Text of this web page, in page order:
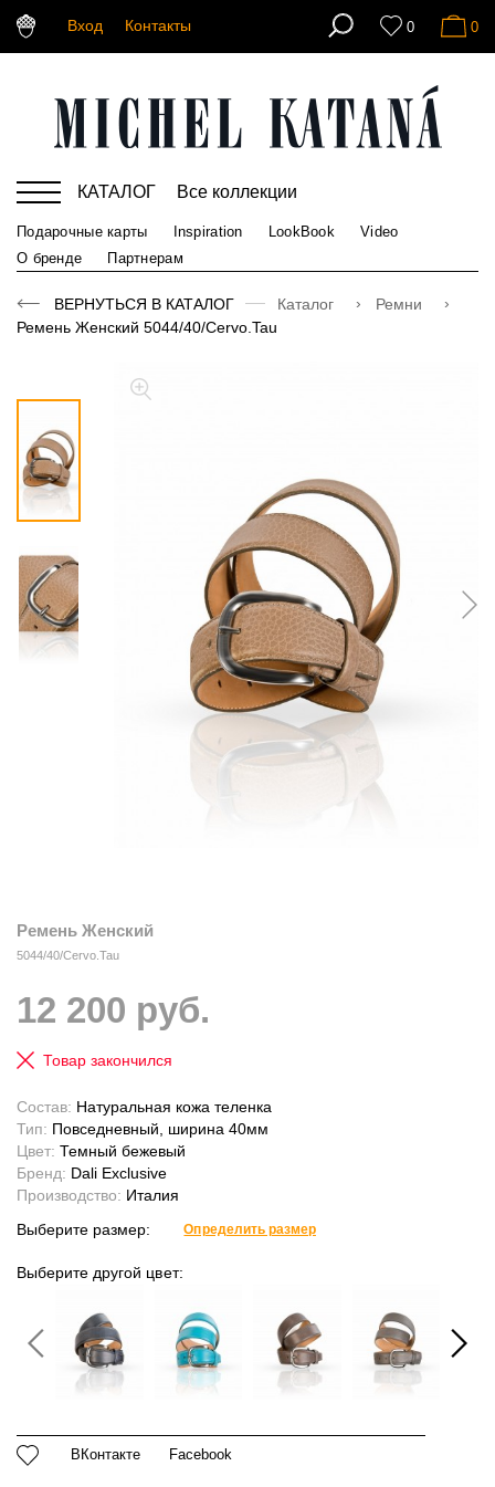
Вход Контакты 0 0
КАТАЛОГ Все коллекции
Подарочные карты Inspiration LookBook
Video
О бренде
Партнерам
ВЕРНУТЬСЯ В КАТАЛОГ Каталог
Ремни
Ремень Женский 5044/40/Cervo.Tau
Ремень Женский
5044/40/Cervo.Tau
12 200 руб.
Товар закончился
Состав: Натуральная кожа теленка
Тип: Повседневный, ширина 40мм
Цвет: Темный бежевый
Бренд: Dali Exclusive
Производство: Италия
Выберите размер:
Определить размер
Выберите другой цвет:
ВКонтакте Facebook